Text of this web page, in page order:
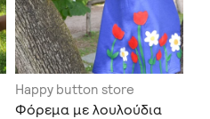
Happy button store
Φόρεμα με λουλούδια